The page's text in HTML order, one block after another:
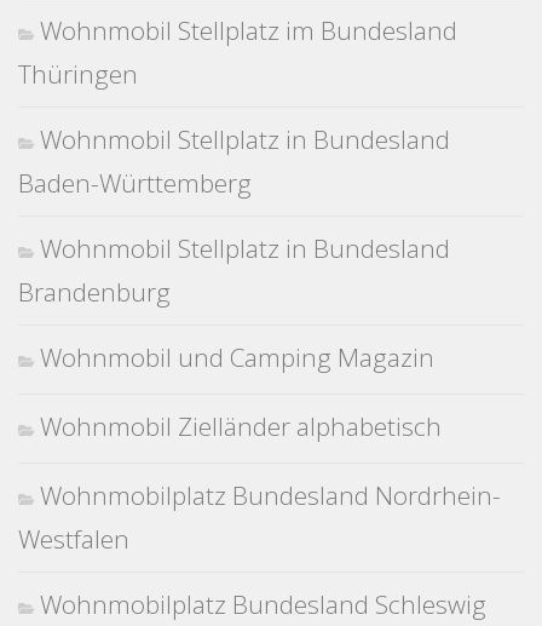
Wohnmobil Stellplatz im Bundesland
Thüringen
Wohnmobil Stellplatz in Bundesland
Baden-Württemberg
Wohnmobil Stellplatz in Bundesland
Brandenburg
Wohnmobil und Camping Magazin
Wohnmobil Zielländer alphabetisch
Wohnmobilplatz Bundesland Nordrhein-
Westfalen
Wohnmobilplatz Bundesland Schleswig